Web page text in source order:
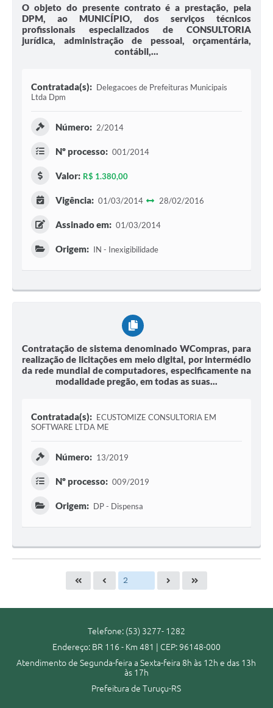
O objeto do presente contrato é a prestação, pela
DPM, ao MUNICÍPIO, dos serviços técnicos
profissionais especializados de CONSULTORIA
jurídica, administração de pessoal, orçamentária,
contábil,...
Contratada(s): Delegacoes de Prefeituras Municipais
Ltda Dpm
Número: 2/2014
Nº processo: 001/2014
Valor: R$ 1.380,00
Vigência: 01/03/2014 28/02/2016
Assinado em: 01/03/2014
Origem: IN - Inexigibilidade
Contratação de sistema denominado WCompras, para
realização de licitações em meio digital, por intermédio
da rede mundial de computadores, especificamente na
modalidade pregão, em todas as suas...
Contratada(s): ECUSTOMIZE CONSULTORIA EM
SOFTWARE LTDA ME
Número: 13/2019
Nº processo: 009/2019
Origem: DP - Dispensa
Telefone: (53) 3277- 1282
Endereço: BR 116 - Km 481 | CEP: 96148-000
Atendimento de Segunda-feira a Sexta-feira 8h às 12h e das 13h
às 17h
Prefeitura de Turuçu-RS